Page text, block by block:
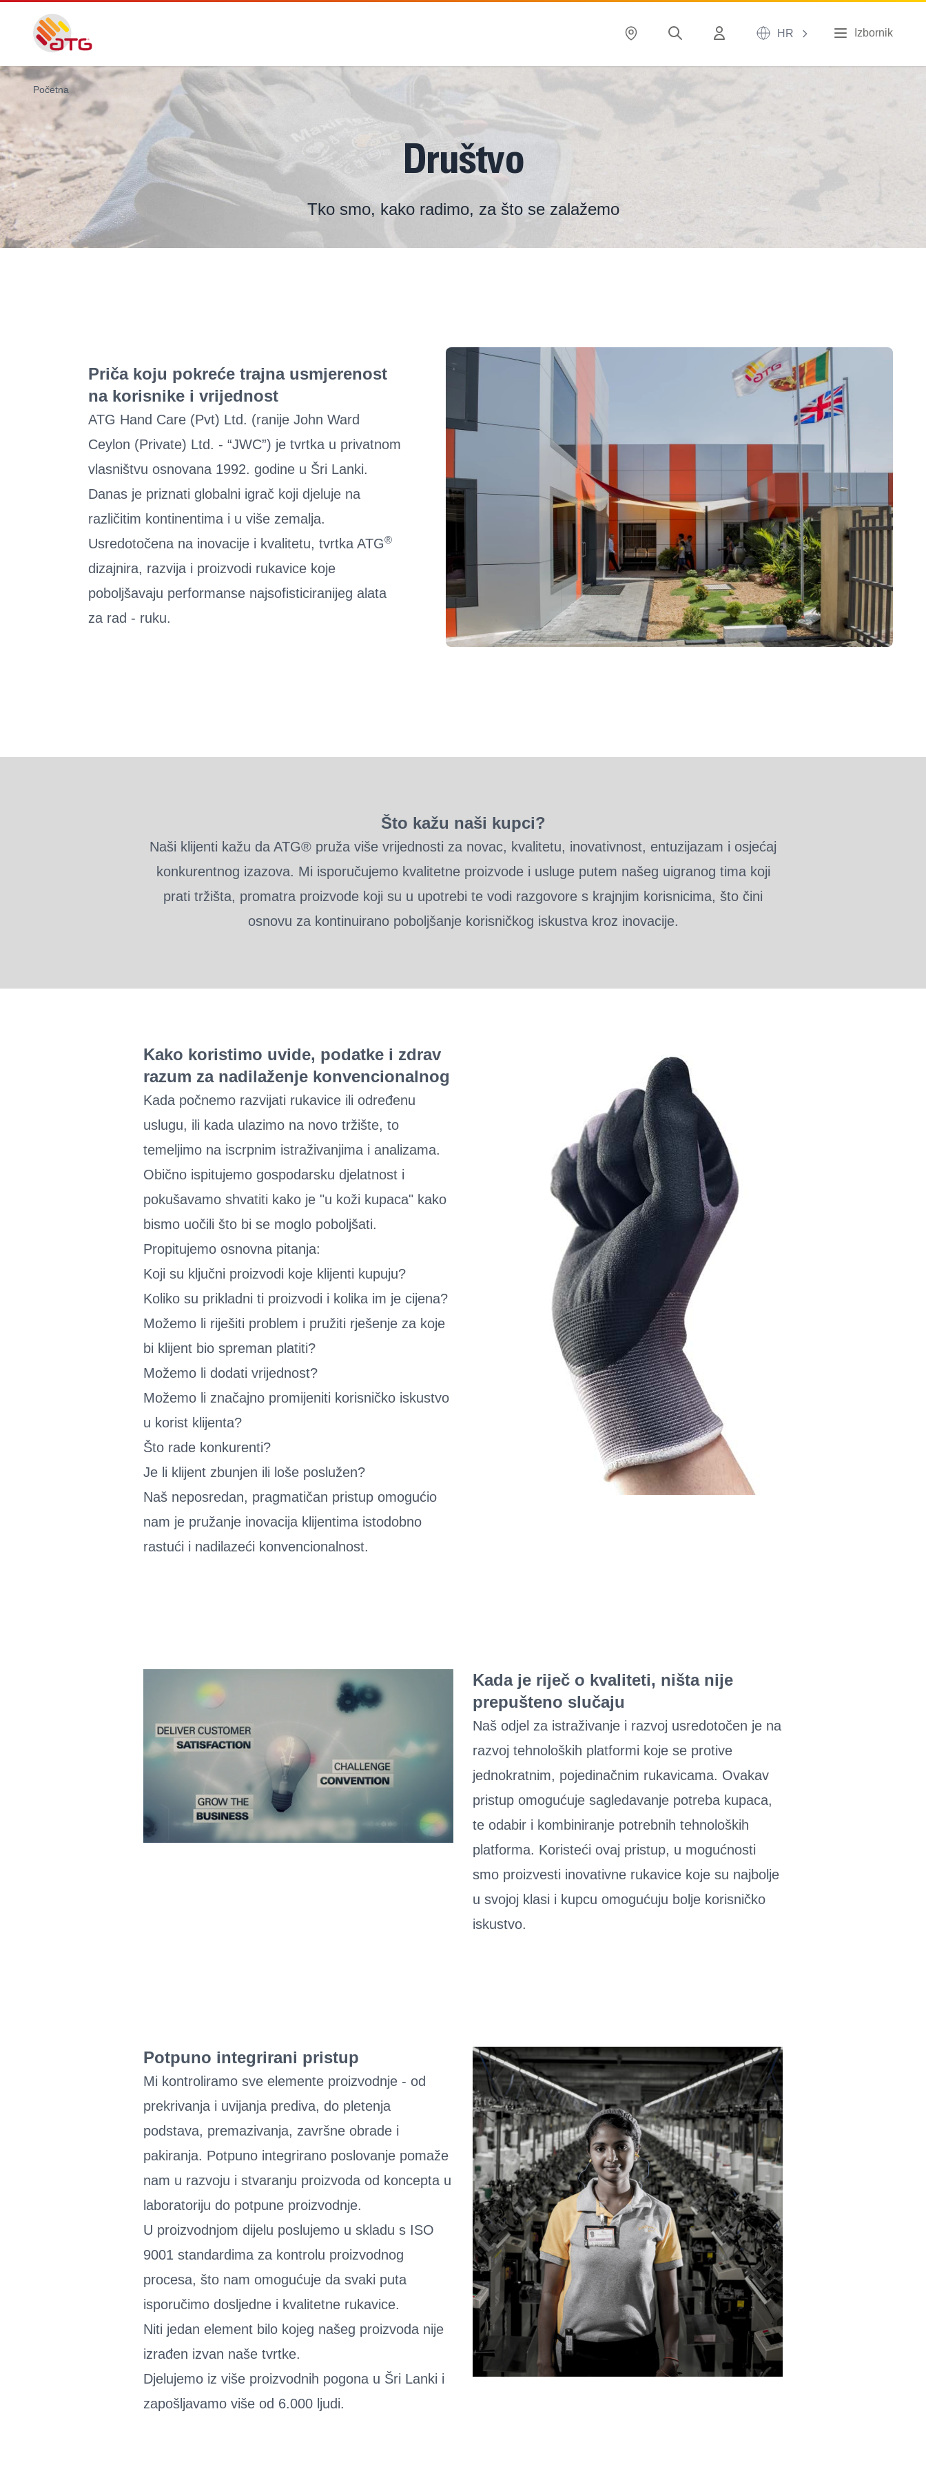
HR Izbornik
Početna
Društvo
Tko smo, kako radimo, za što se zalažemo
Priča koju pokreće trajna usmjerenost
na korisnike i vrijednost
ATG Hand Care (Pvt) Ltd. (ranije John Ward
Ceylon (Private) Ltd. - “JWC”) je tvrtka u privatnom
vlasništvu osnovana 1992. godine u Šri Lanki.
Danas je priznati globalni igrač koji djeluje na
različitim kontinentima i u više zemalja.
Usredotočena na inovacije i kvalitetu, tvrtka ATG®
dizajnira, razvija i proizvodi rukavice koje
poboljšavaju performanse najsofisticiranijeg alata
za rad - ruku.
Što kažu naši kupci?
Naši klijenti kažu da ATG® pruža više vrijednosti za novac, kvalitetu, inovativnost, entuzijazam i osjećaj
konkurentnog izazova. Mi isporučujemo kvalitetne proizvode i usluge putem našeg uigranog tima koji
prati tržišta, promatra proizvode koji su u upotrebi te vodi razgovore s krajnjim korisnicima, što čini
osnovu za kontinuirano poboljšanje korisničkog iskustva kroz inovacije.
Kako koristimo uvide, podatke i zdrav
razum za nadilaženje konvencionalnog
Kada počnemo razvijati rukavice ili određenu
uslugu, ili kada ulazimo na novo tržište, to
temeljimo na iscrpnim istraživanjima i analizama.
Obično ispitujemo gospodarsku djelatnost i
pokušavamo shvatiti kako je "u koži kupaca" kako
bismo uočili što bi se moglo poboljšati.
Propitujemo osnovna pitanja:
Koji su ključni proizvodi koje klijenti kupuju?
Koliko su prikladni ti proizvodi i kolika im je cijena?
Možemo li riješiti problem i pružiti rješenje za koje
bi klijent bio spreman platiti?
Možemo li dodati vrijednost?
Možemo li značajno promijeniti korisničko iskustvo
u korist klijenta?
Što rade konkurenti?
Je li klijent zbunjen ili loše poslužen?
Naš neposredan, pragmatičan pristup omogućio
nam je pružanje inovacija klijentima istodobno
rastući i nadilazeći konvencionalnost.
Kada je riječ o kvaliteti, ništa nije
prepušteno slučaju
Naš odjel za istraživanje i razvoj usredotočen je na
razvoj tehnoloških platformi koje se protive
jednokratnim, pojedinačnim rukavicama. Ovakav
pristup omogućuje sagledavanje potreba kupaca,
te odabir i kombiniranje potrebnih tehnoloških
platforma. Koristeći ovaj pristup, u mogućnosti
smo proizvesti inovativne rukavice koje su najbolje
u svojoj klasi i kupcu omogućuju bolje korisničko
iskustvo.
Potpuno integrirani pristup
Mi kontroliramo sve elemente proizvodnje - od
prekrivanja i uvijanja prediva, do pletenja
podstava, premazivanja, završne obrade i
pakiranja. Potpuno integrirano poslovanje pomaže
nam u razvoju i stvaranju proizvoda od koncepta u
laboratoriju do potpune proizvodnje.
U proizvodnjom dijelu poslujemo u skladu s ISO
9001 standardima za kontrolu proizvodnog
procesa, što nam omogućuje da svaki puta
isporučimo dosljedne i kvalitetne rukavice.
Niti jedan element bilo kojeg našeg proizvoda nije
izrađen izvan naše tvrtke.
Djelujemo iz više proizvodnih pogona u Šri Lanki i
zapošljavamo više od 6.000 ljudi.